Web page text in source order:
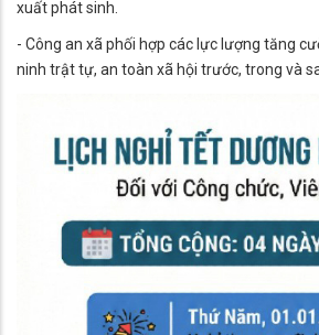
xuất phát sinh.
- Công an xã phối hợp các lực lượng tăng
ninh trật tự, an toàn xã hội trước, trong và